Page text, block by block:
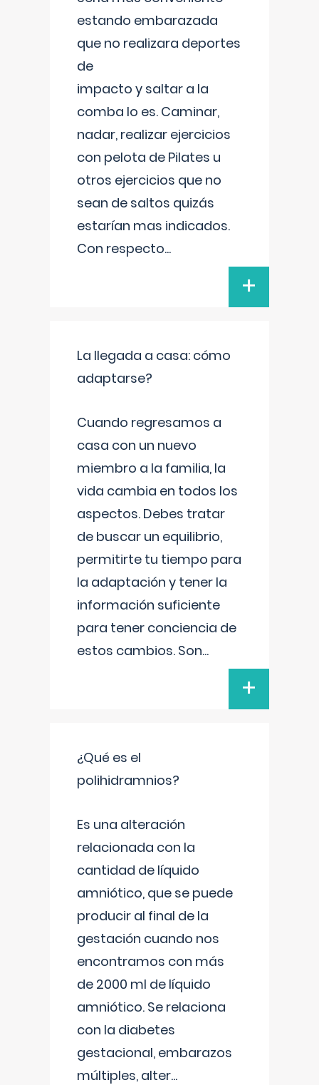
estando embarazada
que no realizara deportes
de
impacto y saltar a la
comba lo es. Caminar,
nadar, realizar ejercicios
con pelota de Pilates u
otros ejercicios que no
sean de saltos quizás
estarían mas indicados.
Con respecto...
+
La llegada a casa: cómo
adaptarse?
Cuando regresamos a
casa con un nuevo
miembro a la familia, la
vida cambia en todos los
aspectos. Debes tratar
de buscar un equilibrio,
permitirte tu tiempo para
la adaptación y tener la
información suficiente
para tener conciencia de
estos cambios. Son...
+
¿Qué es el
polihidramnios?
Es una alteración
relacionada con la
cantidad de líquido
amniótico, que se puede
producir al final de la
gestación cuando nos
encontramos con más
de 2000 ml de líquido
amniótico. Se relaciona
con la diabetes
gestacional, embarazos
múltiples, alter...